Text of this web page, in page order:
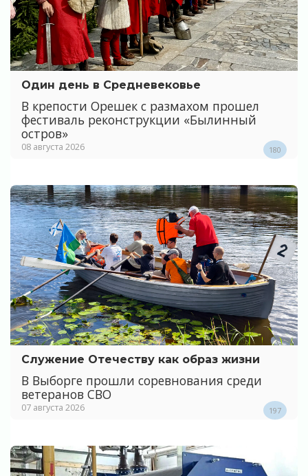
Один день в Средневековье
В крепости Орешек с размахом прошел
фестиваль реконструкции «Былинный
остров»
08 августа 2026 180
Служение Отечеству как образ жизни
В Выборге прошли соревнования среди
ветеранов СВО
07 августа 2026 197